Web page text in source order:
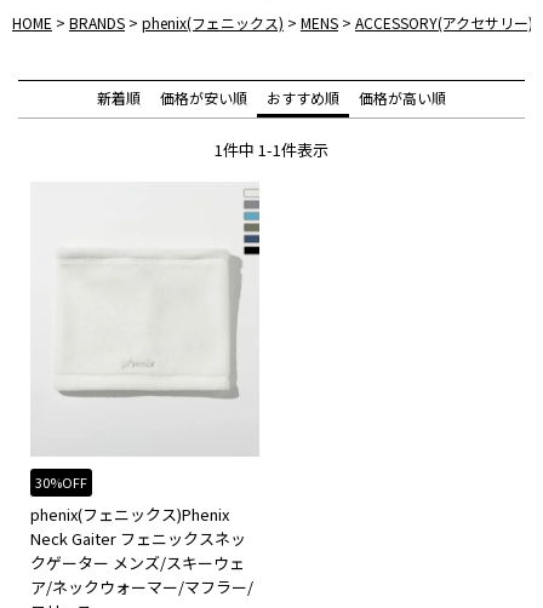
HOME BRANDS phenix(フェニックス) MENS ACCESSORY(アクセサリー)
新着順 価格が安い順 おすすめ順 価格が高い順
1件中 1-1件表示
30%OFF
phenix(フェニックス)Phenix
Neck Gaiter フェニックスネッ
クゲーター メンズ/スキーウェ
ア/ネックウォーマー/マフラー/